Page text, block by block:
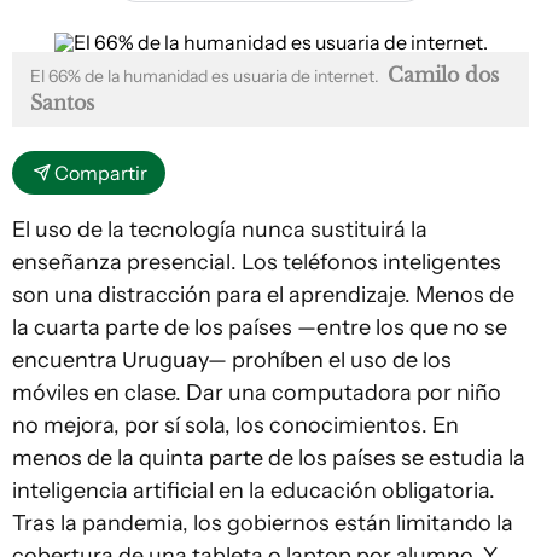
El 66% de la humanidad es usuaria de internet. Camilo dos
Santos
Compartir
El uso de la tecnología nunca sustituirá la
enseñanza presencial. Los teléfonos inteligentes
son una distracción para el aprendizaje. Menos de
la cuarta parte de los países —entre los que no se
encuentra Uruguay— prohíben el uso de los
móviles en clase. Dar una computadora por niño
no mejora, por sí sola, los conocimientos. En
menos de la quinta parte de los países se estudia la
inteligencia artificial en la educación obligatoria.
Tras la pandemia, los gobiernos están limitando la